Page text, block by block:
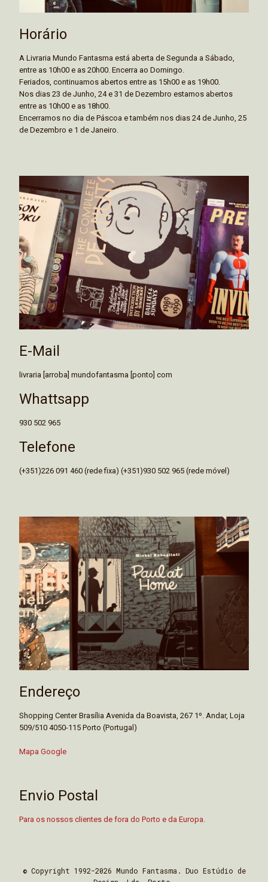
Horário
A Livraria Mundo Fantasma está aberta de Segunda a Sábado,
entre as 10h00 e as 20h00. Encerra ao Domingo.
Feriados, continuamos abertos entre as 15h00 e as 19h00.
Nos dias 23 de Junho, 24 e 31 de Dezembro estamos abertos
entre as 10h00 e as 18h00.
Encerramos no dia de Páscoa e também nos dias 24 de Junho, 25
de Dezembro e 1 de Janeiro.
E-Mail
livraria [arroba] mundofantasma [ponto] com
Whattsapp
930 502 965
Telefone
(+351)226 091 460 (rede fixa) (+351)930 502 965 (rede móvel)
Endereço
Shopping Center Brasília Avenida da Boavista, 267 1º. Andar, Loja
509/510 4050-115 Porto (Portugal)
Mapa Google
Envio Postal
Para os nossos clientes de fora do Porto e da Europa.
© Copyright 1992-2026 Mundo Fantasma. Duo Estúdio de